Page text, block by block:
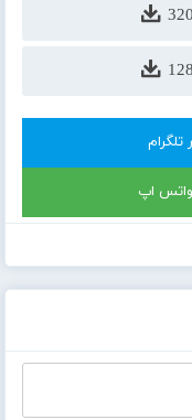
تلگرام
واتس اپ